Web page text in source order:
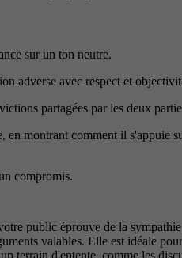
sur un ton neutre.
adverse avec respect et
partagées par les deux
en montrant comment il s'appuie
compromis.
public éprouve de la
valables. Elle est idéale
terrain d'entente, comme les